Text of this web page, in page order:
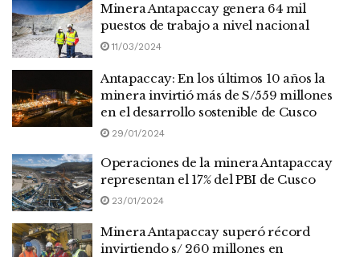
Minera Antapaccay genera 64 mil
puestos de trabajo a nivel nacional
11/03/2024
Antapaccay: En los últimos 10 años la
minera invirtió más de S/559 millones
en el desarrollo sostenible de Cusco
29/01/2024
Operaciones de la minera Antapaccay
representan el 17% del PBI de Cusco
23/01/2024
Minera Antapaccay superó récord
invirtiendo s/ 260 millones en